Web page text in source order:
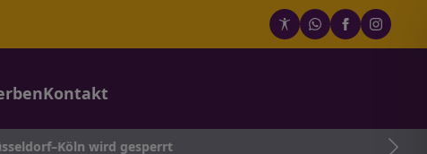
Kontakt
gesperrt